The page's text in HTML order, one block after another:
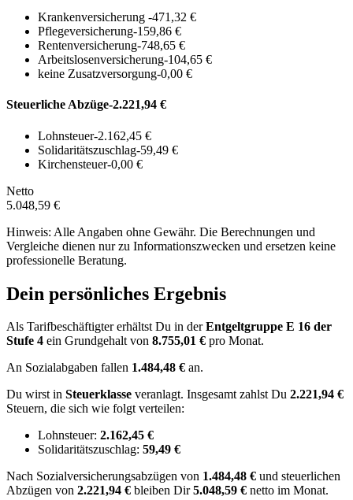
Krankenversicherung -471,32 €
Pflegeversicherung-159,86 €
Rentenversicherung-748,65 €
Arbeitslosenversicherung-104,65 €
keine Zusatzversorgung-0,00 €
Steuerliche Abzüge-2.221,94 €
Lohnsteuer-2.162,45 €
Solidaritätszuschlag-59,49 €
Kirchensteuer-0,00 €
Netto
5.048,59 €
Hinweis: Alle Angaben ohne Gewähr. Die Berechnungen und
Vergleiche dienen nur zu Informationszwecken und ersetzen keine
professionelle Beratung.
Dein persönliches Ergebnis
Als Tarifbeschäftigter erhältst Du in derEntgeltgruppe E 16 der
Stufe 4 ein Grundgehalt von 8.755,01 € pro Monat.
An Sozialabgaben fallen 1.484,48 € an.
Du wirst in Steuerklasse veranlagt. Insgesamt zahlst Du 2.221,94 €
Steuern, die sich wie folgt verteilen:
Lohnsteuer: 2.162,45 €
Solidaritätszuschlag: 59,49 €
Nach Sozialversicherungsabzügen von 1.484,48 € und steuerlichen
Abzügen von 2.221,94 € bleiben Dir5.048,59 € netto im Monat.